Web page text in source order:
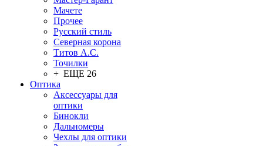
Мачете
Прочее
Русский стиль
Северная корона
Титов А.С.
Точилки
+ ЕЩЕ 26
Оптика
Аксессуары для
оптики
Бинокли
Дальномеры
Чехлы для оптики